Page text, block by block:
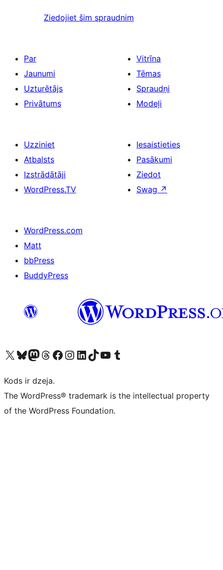
Ziedojiet šim spraudnim
Par
Jaunumi
Uzturētājs
Privātums
Vitrīna
Tēmas
Spraudņi
Modeļi
Uzziniet
Atbalsts
Izstrādātāji
WordPress.TV
Iesaistieties
Pasākumi
Ziedot
Swag ↗
WordPress.com
Matt
bbPress
BuddyPress
Apmeklējiet mūsu X (agrāk Twitter) kontu
Apmeklējiet mūsu Bluesky kontu
Apmeklējiet mūsu Mastodon kontu
Apmeklējiet mūsu Threads kontu
Apmeklējiet mūsu Facebook lapuApmeklējiet mūsu Instagram kontu
Apmeklējiet mūsu LinkedIn kontu
Apmeklējiet mūsu TikTok kontu
Apmeklējiet mūsu YouTube kanālu
Apmeklējiet mūsu Tumblr kontu
Kods ir dzeja.
The WordPress® trademark is the intellectual property
of the WordPress Foundation.